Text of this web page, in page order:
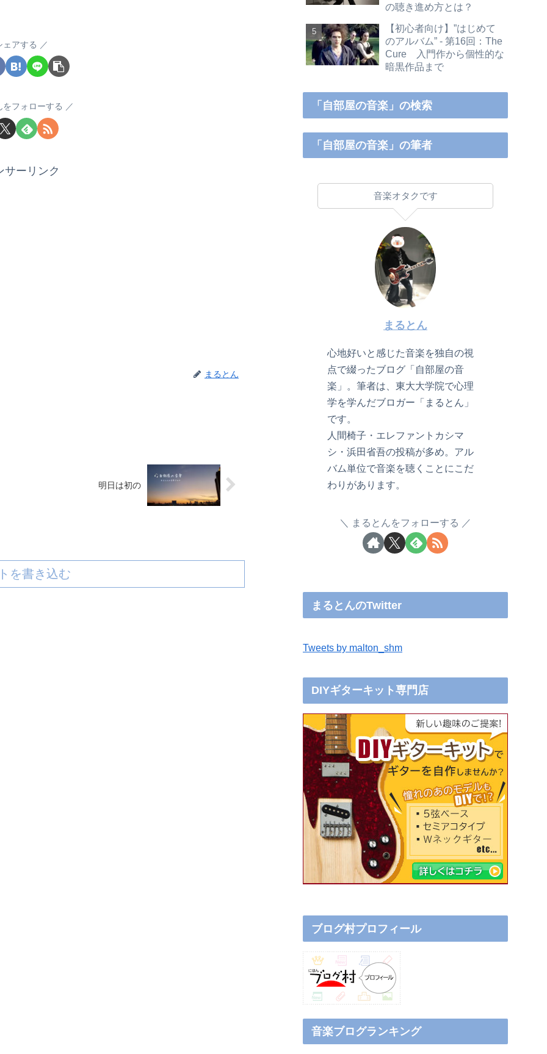
ェアする
をフォローする
サーリンク
まるとん
明日は初の
を書き込む
の聴き進め方とは？
【初心者向け】”はじめて
のアルバム” - 第16回：The
Cure 入門作から個性的な
暗黒作品まで
「自部屋の音楽」の検索
「自部屋の音楽」の筆者
音楽オタクです
まるとん
心地好いと感じた音楽を独自の視
点で綴ったブログ「自部屋の音
楽」。筆者は、東大大学院で心理
学を学んだブロガー「まるとん」
です。
人間椅子・エレファントカシマ
シ・浜田省吾の投稿が多め。アル
バム単位で音楽を聴くことにこだ
わりがあります。
まるとんをフォローする
まるとんのTwitter
Tweets by malton_shm
DIYギターキット専門店
ブログ村プロフィール
音楽ブログランキング